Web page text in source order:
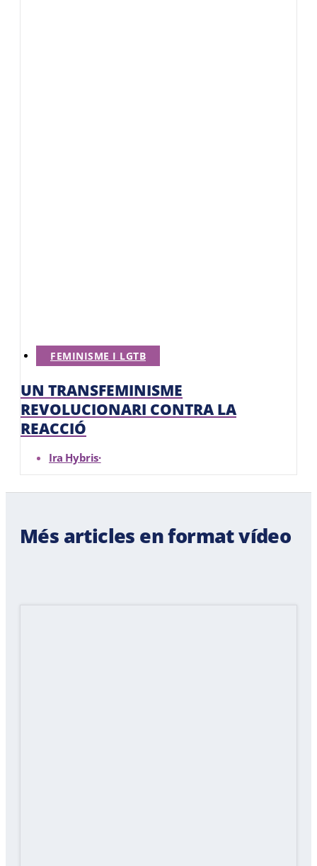
FEMINISME I LGTB
UN TRANSFEMINISME
REVOLUCIONARI CONTRA LA
REACCIÓ
Ira Hybris·
Més articles en format vídeo